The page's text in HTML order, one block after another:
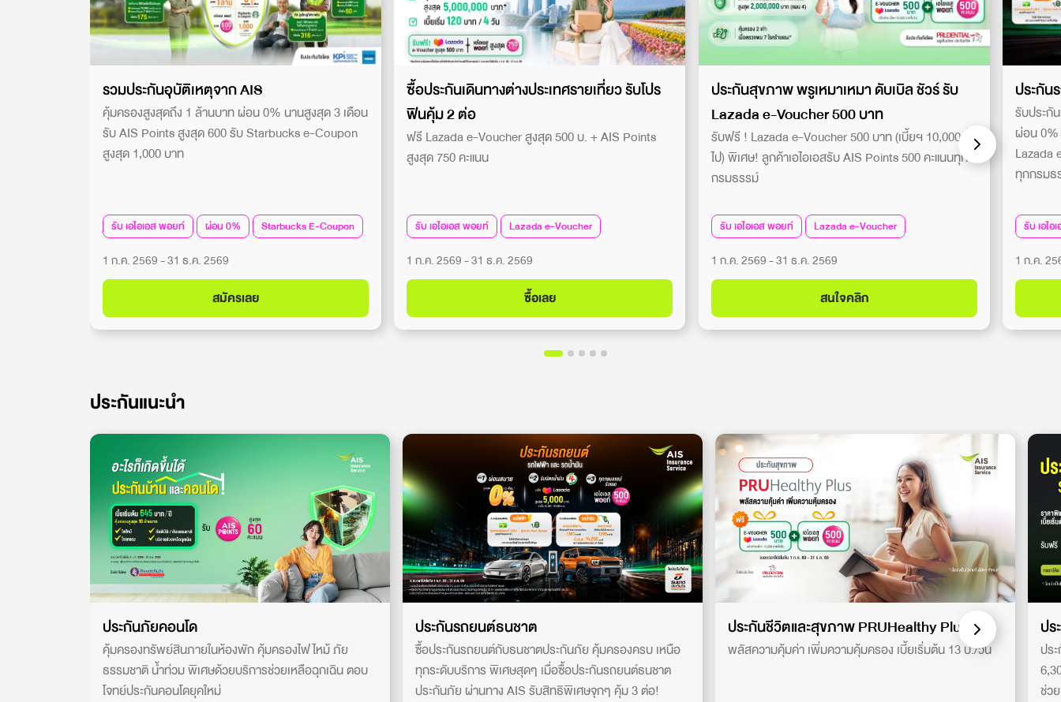
รวมประกันอุบัติเหตุจาก AIS
คุ้มครองสูงสุดถึง 1 ล้านบาท ผ่อน 0% นานสูงสุด 3 เดือน
รับ AIS Points สูงสุด 600 รับ Starbucks e-Coupon
สูงสุด 1,000 บาท
รับ เอไอเอส พอยท์ ผ่อน 0% Starbucks E-Coupon
1 ก.ค. 2569 - 31 ธ.ค. 2569
สมัครเลย
ซื้อประกันเดินทางต่างประเทศรายเที่ยว รับโปร
ฟินคุ้ม 2 ต่อ
ฟรี Lazada e-Voucher สูงสุด 500 บ. + AIS Points
สูงสุด 750 คะแนน
รับ เอไอเอส พอยท์ Lazada e-Voucher
1 ก.ค. 2569 - 31 ธ.ค. 2569
ซื้อเลย
ประกันสุขภาพ พรูเหมาเหมา ดับเบิล ชัวร์ รับ
Lazada e-Voucher 500 บาท
รับฟรี ! Lazada e-Voucher 500 บาท (เบี้ยฯ 10,000 ขึ้น
ไป) พิเศษ! ลูกค้าเอไอเอสรับ AIS Points 500 คะแนนทุก
กรมธรรม์
รับ เอไอเอส พอยท์ Lazada e-Voucher
1 ก.ค. 2569 - 31 ธ.ค. 2569
สนใจคลิก
ประกัน
รับประกั
ผ่อน 0%
Lazada
ทุกกรมธ
รับ เอไ
1 ก.ค.
ประกันแนะนำ
ประกันภัยคอนโด
คุ้มครองทรัพย์สินภายในห้องพัก คุ้มครองไฟไหม้ ภัย
ธรรมชาติ น้ำท่วม พิเศษด้วยบริการช่วยเหลือฉุกเฉิน ตอบ
โจทย์ประกันคอนโดยุคใหม่
ประกันรถยนต์ธนชาต
ซื้อประกันรถยนต์กับธนชาตประกันภัย คุ้มครองครบ เหนือ
ทุกระดับบริการ พิเศษสุดๆ เมื่อซื้อประกันรถยนต์ธนชาต
ประกันภัย ผ่านทาง AIS รับสิทธิพิเศษจุกๆ คุ้ม 3 ต่อ!
ประกันชีวิตและสุขภาพ PRUHealthy Plus
พลัสความคุ้มค่า เพิ่มความคุ้มครอง เบี้ยเริ่มต้น 13 บ./วัน
ป
ปร
ช่ว